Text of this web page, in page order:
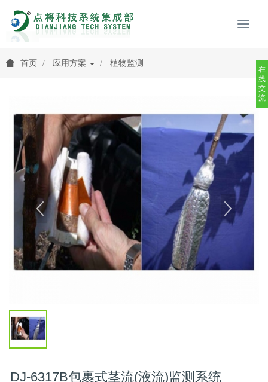
首页 应用方案 植物监测
DJ-6317B包裹式茎流(液流)监测系统
在
线
交
流